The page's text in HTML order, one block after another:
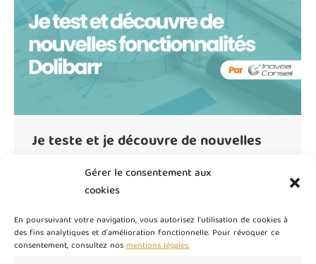
Gérer le consentement aux
cookies
En poursuivant votre navigation, vous autorisez l'utilisation de cookies à
des fins analytiques et d'amélioration fonctionnelle. Pour révoquer ce
consentement, consultez nosmentions légales.
Je teste et je découvre de nouvelles
fonctionnalités Dolibarr : Exploitez
tout le potentiel de votre ERP
Dolibarr est bien plus qu’un simple ERP ou CRM : c’est
une solution modulable et évolutive qui peut s’adapter